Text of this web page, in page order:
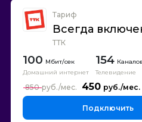
Тариф
Всегда
ТТК
100
Домашний интернет
154
Телевидение
450
850
Подключить